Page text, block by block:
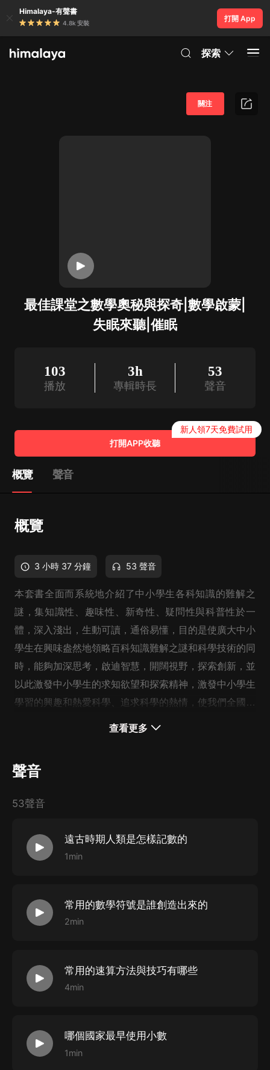
Himalaya-有聲書
4.8k 安裝
打開 App
探索
最佳課堂之數學奧秘與探奇|數學啟蒙|
失眠來聽|催眠
關注
103
播放
3h
專輯時長
53
聲音
打開APP收聽
新人領7天免費試用
概覽 聲音
概覽
3 小時 37 分鐘 53 聲音
本套書全面而系統地介紹了中小學生各科知識的難解之
謎，集知識性、趣味性、新奇性、疑問性與科普性於一
體，深入淺出，生動可讀，通俗易懂，目的是使廣大中小
學生在興味盎然地領略百科知識難解之謎和科學技術的同
時，能夠加深思考，啟迪智慧，開闊視野，探索創新，並
以此激發中小學生的求知欲望和探索精神，激發中小學生
學習的興趣和熱愛科學、追求科學的熱情，使我們全國的
查看更多
聲音
53聲音
遠古時期人類是怎樣記數的
1min
常用的數學符號是誰創造出來的
2min
常用的速算方法與技巧有哪些
4min
哪個國家最早使用小數
1min